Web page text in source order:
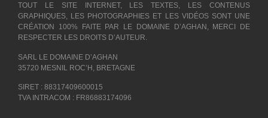
TOUT LE SITE INTERNET, LES TEXTES, LES CONTENUS
GRAPHIQUES, LES PHOTOGRAPHIES ET LES VIDÉOS SONT UNE
CRÉATION 100% FAITE PAR LE DOMAINE D’AGHAN, MERCI DE
RESPECTER LES DROITS D’AUTEUR.
SARL LE DOMAINE D’AGHAN
35720 MESNIL ROC’H, BRETAGNE
SIRET : 88317409600015
TVA INTRACOM : FR86883174096